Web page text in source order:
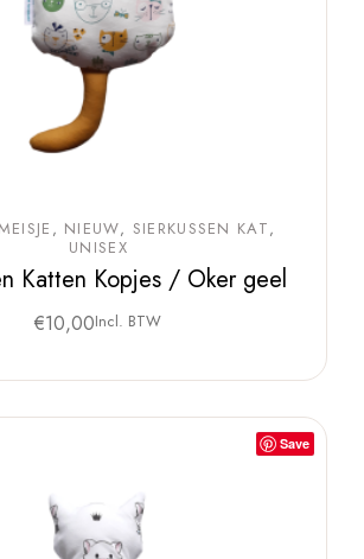
NIEUW
SIERKUSSEN KAT
UNISEX
Katten Kopjes / Oker geel
€10,00Incl. BTW
Save